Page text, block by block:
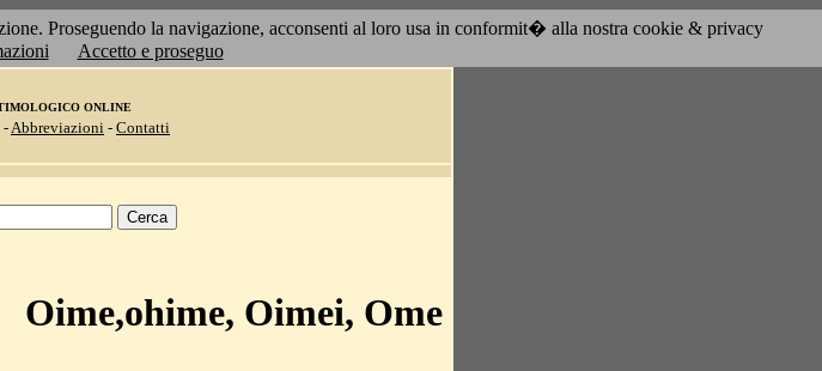
Proseguendo la navigazione, acconsenti al loro usa in conformit� alla nostra cookie & privacy
Accetto e proseguo
ONLINE
-Abbreviazioni - Contatti
Oime,ohime, Oimei, Ome